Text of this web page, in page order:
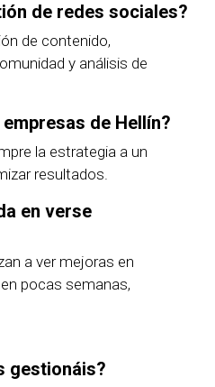
de redes sociales?
de contenido,
y análisis de
de Hellín?
la estrategia a un
resultados.
en verse
a ver mejoras en
pocas semanas,
gestionáis?